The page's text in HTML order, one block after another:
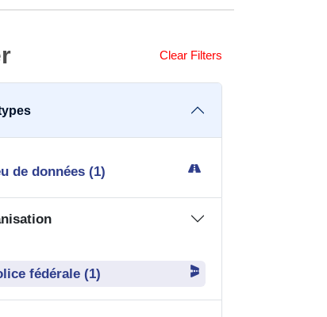
Clear Filters
de données (1)
fédérale (1)